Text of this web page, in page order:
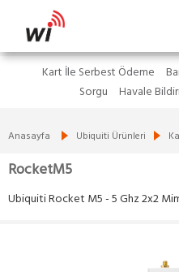
Kart İle Serbest Ödeme
Sorgu
Havale
Anasayfa Ubiquiti Ürünleri
RocketM5
Ubiquiti Rocket M5 - 5 Ghz 2x2